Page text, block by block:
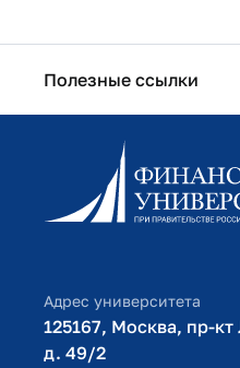
Полезные ссылки
Информационно-
Личный кабинет
Библиотечно-
Адрес университета
125167, Москва, пр-
д. 49/2​